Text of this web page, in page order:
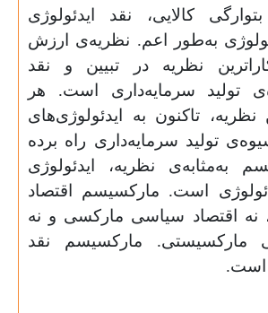
کالایی، نقد ایدئولوژی
به‌طور اعم. نظریه‌ی ارزش
نظریه در تبیین و نقد
تولید سرمایه‌داری است. هر
نظریه، تاکنون به ایدئولوژی‌های
تولید سرمایه‌داری راه برده
به‌مثابه‌ی نظریه، ایدئولوژی
است. مارکسیسم اقتصاد
اقتصاد سیاسی مارکسی و نه
مارکسیستی. مارکسیسم نقد
است.